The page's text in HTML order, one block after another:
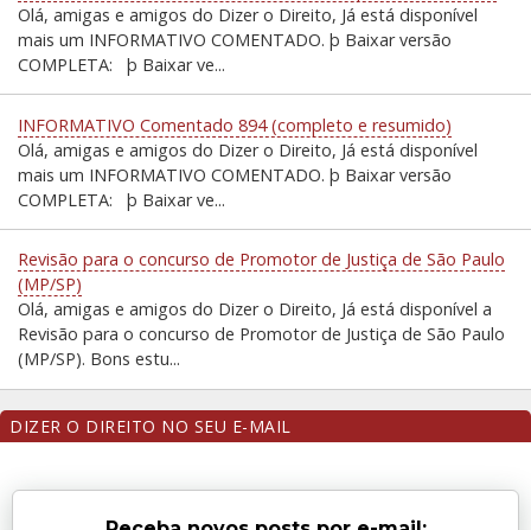
Olá, amigas e amigos do Dizer o Direito, Já está disponível
mais um INFORMATIVO COMENTADO. þ Baixar versão
COMPLETA: þ Baixar ve...
INFORMATIVO Comentado 894 (completo e resumido)
Olá, amigas e amigos do Dizer o Direito, Já está disponível
mais um INFORMATIVO COMENTADO. þ Baixar versão
COMPLETA: þ Baixar ve...
Revisão para o concurso de Promotor de Justiça de São Paulo
(MP/SP)
Olá, amigas e amigos do Dizer o Direito, Já está disponível a
Revisão para o concurso de Promotor de Justiça de São Paulo
(MP/SP). Bons estu...
DIZER O DIREITO NO SEU E-MAIL